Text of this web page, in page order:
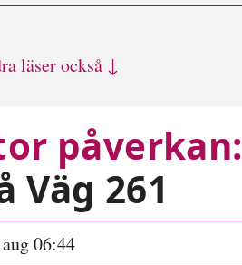
läser också ↓
påverkan:
Väg 261
06:44